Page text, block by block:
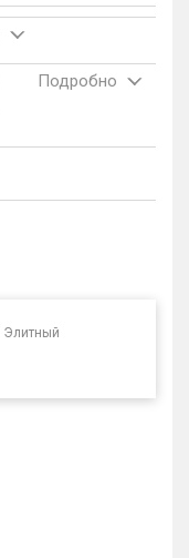
2 из 1 117
Подробно
Элитный